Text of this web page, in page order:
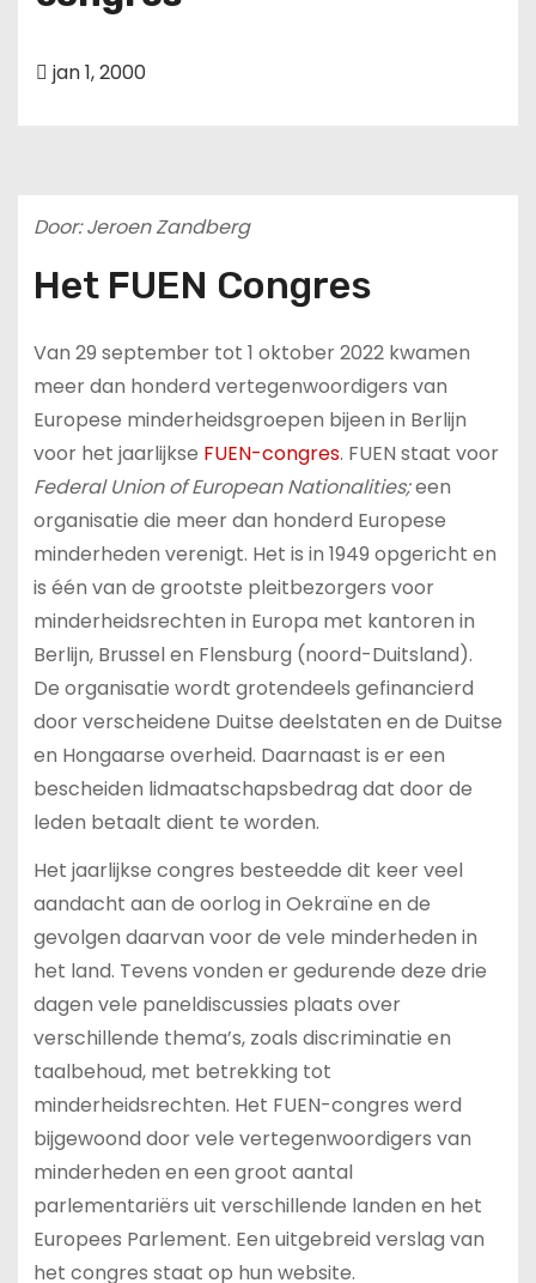
jan 1, 2000
Door: Jeroen Zandberg
Het FUEN Congres
Van 29 september tot 1 oktober 2022 kwamen
meer dan honderd vertegenwoordigers van
Europese minderheidsgroepen bijeen in Berlijn
voor het jaarlijkse FUEN-congres. FUEN staat voor
Federal Union of European Nationalities;een
organisatie die meer dan honderd Europese
minderheden verenigt. Het is in 1949 opgericht en
is één van de grootste pleitbezorgers voor
minderheidsrechten in Europa met kantoren in
Berlijn, Brussel en Flensburg (noord-Duitsland).
De organisatie wordt grotendeels gefinancierd
door verscheidene Duitse deelstaten en de Duitse
en Hongaarse overheid. Daarnaast is er een
bescheiden lidmaatschapsbedrag dat door de
leden betaalt dient te worden.
Het jaarlijkse congres besteedde dit keer veel
aandacht aan de oorlog in Oekraïne en de
gevolgen daarvan voor de vele minderheden in
het land. Tevens vonden er gedurende deze drie
dagen vele paneldiscussies plaats over
verschillende thema’s, zoals discriminatie en
taalbehoud, met betrekking tot
minderheidsrechten. Het FUEN-congres werd
bijgewoond door vele vertegenwoordigers van
minderheden en een groot aantal
parlementariërs uit verschillende landen en het
Europees Parlement. Een uitgebreid verslag van
het congres staat op hun website.